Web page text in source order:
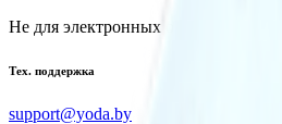
Не для электронных обращений
Тех. поддержка
support@yoda.by